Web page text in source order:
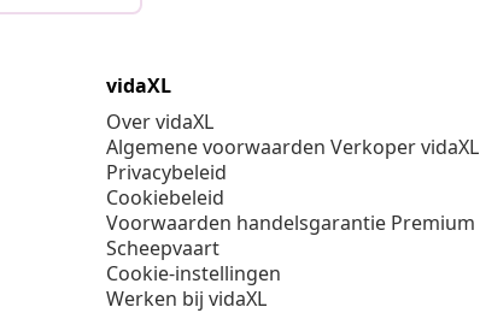
vidaXL
Over vidaXL
Algemene voorwaarden Verkoper vidaXL
Privacybeleid
Cookiebeleid
Voorwaarden handelsgarantie Premium
Scheepvaart
Cookie-instellingen
Werken bij vidaXL